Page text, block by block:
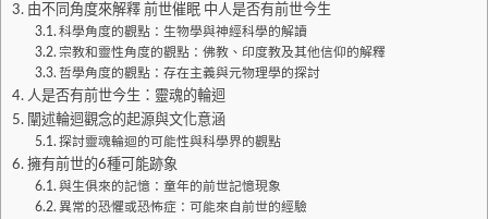
由不同角度來解釋 前世催眠 中人是否有前世今生
科學角度的觀點：生物學與神經科學的解讀
宗教和靈性角度的觀點：佛教、印度教及其他信仰的解釋
哲學角度的觀點：存在主義與元物理學的探討
人是否有前世今生：靈魂的輪迴
闡述輪迴觀念的起源與文化意涵
探討靈魂輪迴的可能性與科學界的觀點
擁有前世的6種可能跡象
與生俱來的記憶：童年的前世記憶現象
異常的恐懼或恐怖症：可能來自前世的經驗